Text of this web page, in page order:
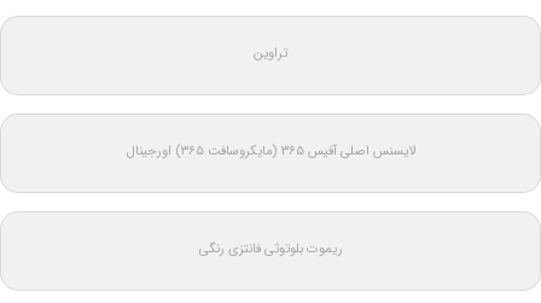
تراوین
لایسنس اصلی آفیس ۳۶۵ (مایکروسافت ۳۶۵) اورجینال
ریموت بلوتوثی فانتزی رنگی